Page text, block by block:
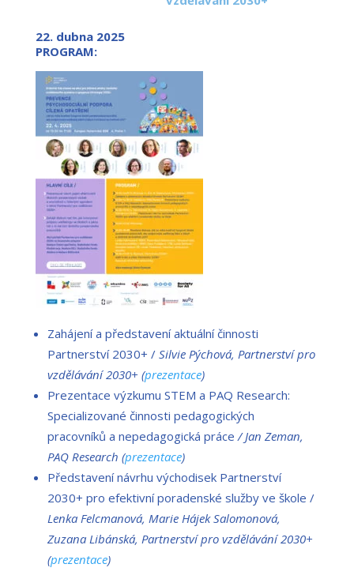
22. dubna 2025
PROGRAM:
Zahájení a představení aktuální činnosti
Partnerství 2030+ / Silvie Pýchová, Partnerství pro
vzdělávání 2030+ (prezentace)
Prezentace výzkumu STEM a PAQ Research:
Specializované činnosti pedagogických
pracovníků a nepedagogická práce / Jan Zeman,
PAQ Research (prezentace)
Představení návrhu východisek Partnerství
2030+ pro efektivní poradenské služby ve škole /
Lenka Felcmanová, Marie Hájek Salomonová,
Zuzana Libánská, Partnerství pro vzdělávání 2030+
(prezentace)